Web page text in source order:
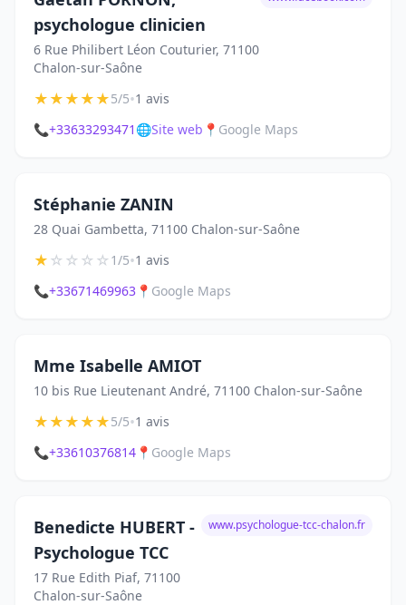
psychologue clinicien
6 Rue Philibert Léon Couturier, 71100
Chalon-sur-Saône
★★★★★5/5•1 avis
📞+33633293471 🌐Site web 📍 Google Maps
Stéphanie ZANIN
28 Quai Gambetta, 71100 Chalon-sur-Saône
★☆☆☆☆1/5•1 avis
📞+33671469963 📍 Google Maps
Mme Isabelle AMIOT
10 bis Rue Lieutenant André, 71100 Chalon-sur-Saône
★★★★★5/5•1 avis
📞+33610376814 📍 Google Maps
Benedicte HUBERT -
Psychologue TCC
17 Rue Edith Piaf, 71100
Chalon-sur-Saône
www.psychologue-tcc-chalon.fr